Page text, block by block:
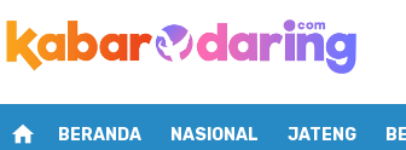
home BERANDA NASIONAL JATENG